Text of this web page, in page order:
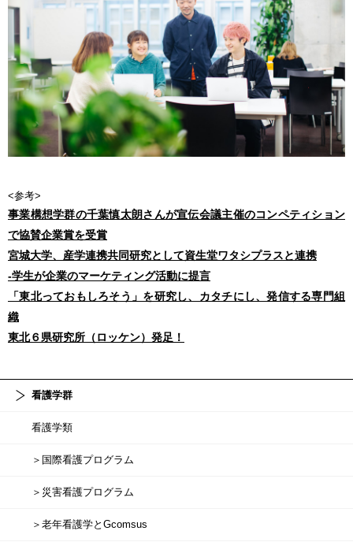
<参考>
事業構想学群の千葉慎太朗さんが宣伝会議主催のコンペティション
で協賛企業賞を受賞
宮城大学、産学連携共同研究として資生堂ワタシプラスと連携
-学生が企業のマーケティング活動に提言
「東北っておもしろそう」を研究し、カタチにし、発信する専門組
織
東北６県研究所（ロッケン）発足！
看護学群
看護学類
＞国際看護プログラム
＞災害看護プログラム
＞老年看護学とGcomsus